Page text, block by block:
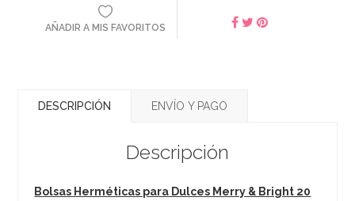
AÑADIR A MIS FAVORITOS
DESCRIPCIÓN ENVÍO Y PAGO
Descripción
Bolsas Herméticas para Dulces Merry & Bright 20